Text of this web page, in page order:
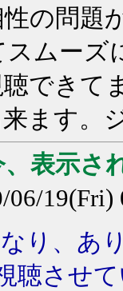
の問題
ムーズ
できて
ます。
表示さ
06/
り、あ
聴させ